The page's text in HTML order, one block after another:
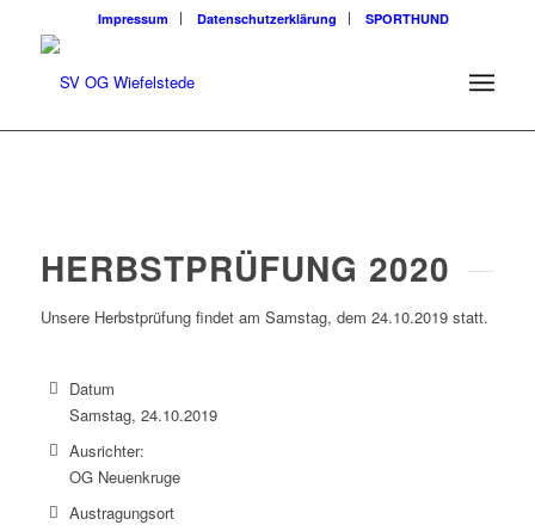
Impressum Datenschutzerklärung SPORTHUND
HERBSTPRÜFUNG 2020
Unsere Herbstprüfung findet am Samstag, dem 24.10.2019 statt.
Datum
Samstag, 24.10.2019
Ausrichter:
OG Neuenkruge
Austragungsort